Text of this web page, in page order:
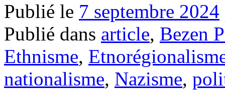
Publié le 7 septembre 2024
Publié dans article, Bezen
Ethnisme,
nationalisme, Nazisme,